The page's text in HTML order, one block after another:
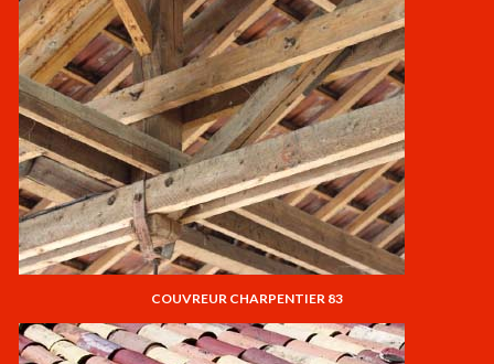
COUVREUR CHARPENTIER 83